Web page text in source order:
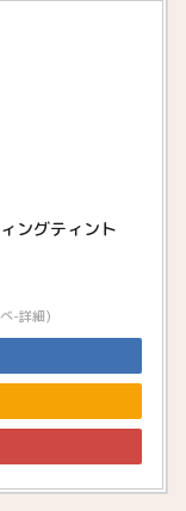
ングティント
-詳細)